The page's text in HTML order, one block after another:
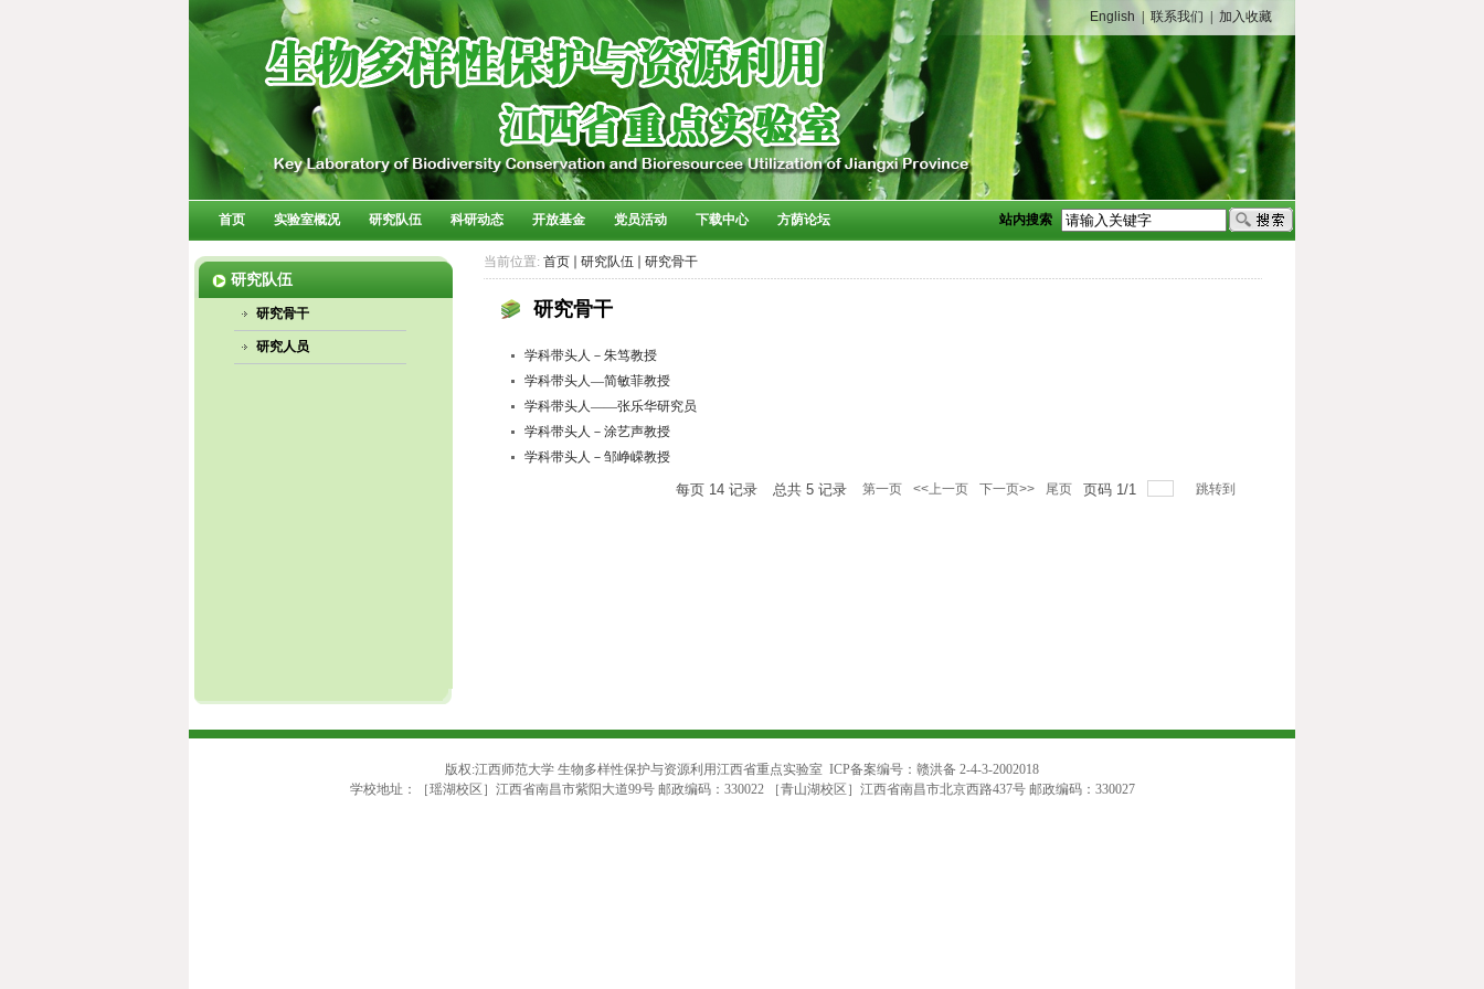
English 联系我们 加入收藏
首页 实验室概况 研究队伍 科研动态 开放基金 党员活动 下载中心 方荫论坛 站内搜索
研究队伍
研究骨干
研究人员
当前位置: 首页 研究队伍 研究骨干
研究骨干
学科带头人－朱笃教授
学科带头人—简敏菲教授
学科带头人——张乐华研究员
学科带头人－涂艺声教授
学科带头人－邹峥嵘教授
每页 14 记录 总共 5 记录 第一页 <<上一页 下一页>> 尾页 页码 1/1 跳转到
版权:江西师范大学 生物多样性保护与资源利用江西省重点实验室 ICP备案编号：赣洪备 2-4-3-2002018
学校地址：［瑶湖校区］江西省南昌市紫阳大道99号 邮政编码：330022 ［青山湖校区］江西省南昌市北京西路437号 邮政编码：330027